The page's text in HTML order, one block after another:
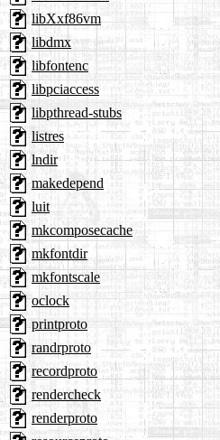
libXxf86vm
libdmx
libfontenc
libpciaccess
libpthread-stubs
listres
lndir
makedepend
luit
mkcomposecache
mkfontdir
mkfontscale
oclock
printproto
randrproto
recordproto
rendercheck
renderproto